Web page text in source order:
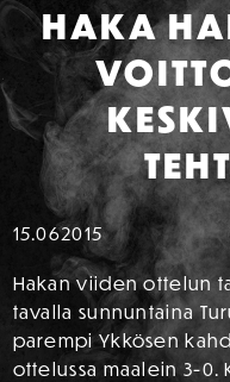
HAKA
15.062015
Hakan viiden ottelun
tavalla sunnuntaina
parempi Ykkösen
ottelussa maalein 3-0.